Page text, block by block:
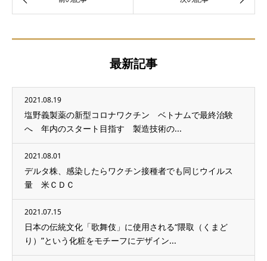
最新記事
2021.08.19
塩野義製薬の新型コロナワクチン ベトナムで最終治験
へ 年内のスタート目指す 製造技術の...
2021.08.01
デルタ株、感染したらワクチン接種者でも同じウイルス
量 米ＣＤＣ
2021.07.15
日本の伝統文化「歌舞伎」に使用される“隈取（くまど
り）”という化粧をモチーフにデザイン...